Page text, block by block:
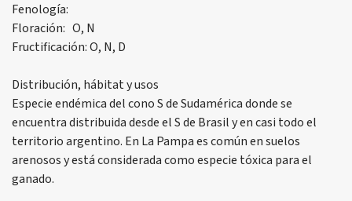
Fenología:
Floración: O, N
Fructificación: O, N, D
Distribución, hábitat y usos
Especie endémica del cono S de Sudamérica donde se
encuentra distribuida desde el S de Brasil y en casi todo el
territorio argentino. En La Pampa es común en suelos
arenosos y está considerada como especie tóxica para el
ganado.